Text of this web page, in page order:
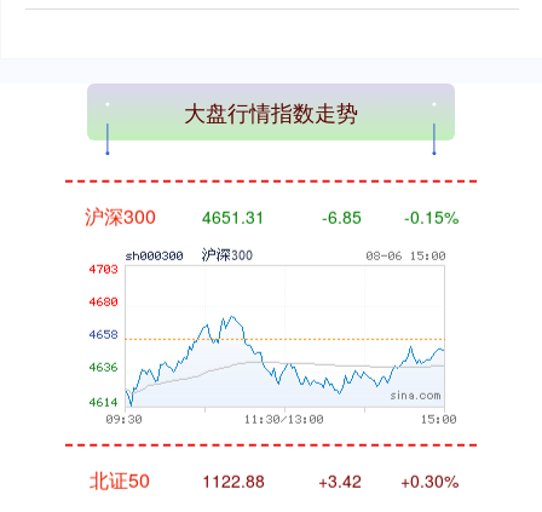
大盘行情指数走势
沪深300 4651.31 -6.85 -0.15%
北证50 1122.88 +3.42 +0.30%